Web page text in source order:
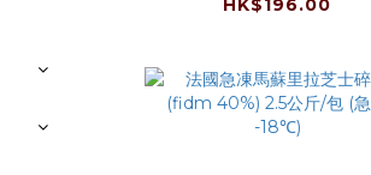
HK$196.00